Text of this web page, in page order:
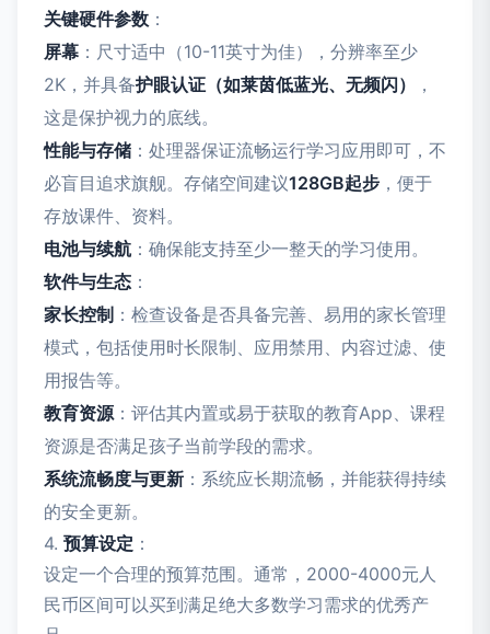
关键硬件参数 ：
屏幕 ：尺寸适中（10-11英寸为佳），分辨率至少
2K，并具备护眼认证（如莱茵低蓝光、无频闪）
，
这是保护视力的底线。
性能与存储 ：处理器保证流畅运行学习应用即可，不
必盲目追求旗舰。存储空间建议128GB起步 ，便于
存放课件、资料。
电池与续航 ：确保能支持至少一整天的学习使用。
软件与生态 ：
家长控制 ：检查设备是否具备完善、易用的家长管理
模式，包括使用时长限制、应用禁用、内容过滤、使
用报告等。
教育资源：评估其内置或易于获取的教育App、课程
资源是否满足孩子当前学段的需求。
系统流畅度与更新 ：系统应长期流畅，并能获得持续
的安全更新。
4. 预算设定 ：
设定一个合理的预算范围。通常，2000-4000元人
民币区间可以买到满足绝大多数学习需求的优秀产